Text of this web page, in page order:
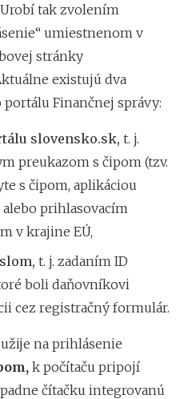
tak zvolením
umiestnenom v
stránky
existujú dva
Finančnej správy:
slovensko.sk, t. j.
preukazom s čipom (tzv.
s čipom, aplikáciou
prihlasovacím
v krajine EÚ,
t. j. zadaním ID
boli daňovníkovi
cez registračný formulár.
na prihlásenie
k počítaču pripojí
čítačku integrovanú